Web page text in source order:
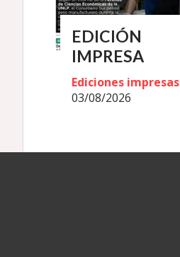
EDICIÓN
IMPRESA
Ediciones impresas
03/08/2026